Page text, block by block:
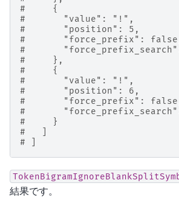
#     {
#       "value": "!",
#       "position": 5,
#       "force_prefix":
#
#     },
#     {
#       "value": "!",
#       "position": 6,
#       "force_prefix":
#
#     }
#   ]
# ]
結果です。